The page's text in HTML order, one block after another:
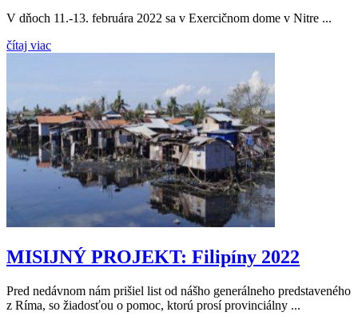
V dňoch 11.-13. februára 2022 sa v Exercičnom dome v Nitre ...
čítaj viac
MISIJNÝ PROJEKT: Filipíny 2022
Pred nedávnom nám prišiel list od nášho generálneho predstaveného
z Ríma, so žiadosťou o pomoc, ktorú prosí provinciálny ...